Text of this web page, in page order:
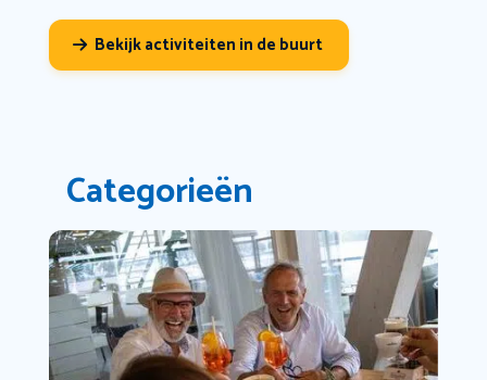
Bekijk activiteiten in de buurt
Categorieën